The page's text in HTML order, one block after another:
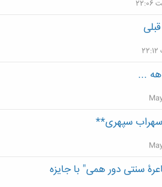
...
سهراب سپهری**
سنتی دور همی" با جایزه